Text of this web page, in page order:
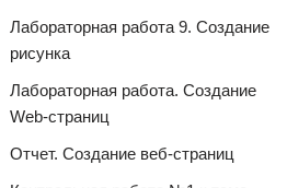
Лабораторная работа 9. Создание
рисунка
Лабораторная работа. Создание
Web-страниц
Отчет. Создание веб-страниц